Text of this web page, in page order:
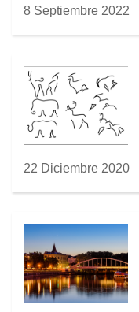
8 Septiembre 2022
22 Diciembre 2020